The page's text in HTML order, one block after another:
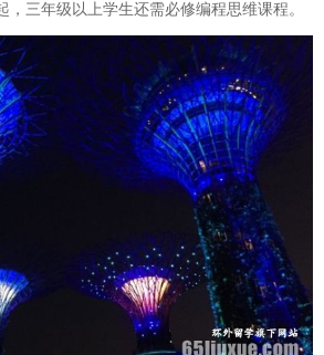
，三年级以上学生还需必修编程思维课程。